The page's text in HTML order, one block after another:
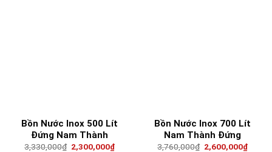
Bồn Nước Inox 500 Lít
Đứng Nam Thành
3,330,000₫ 2,300,000₫
Bồn Nước Inox 700 Lít
Nam Thành Đứng
3,760,000₫ 2,600,000₫